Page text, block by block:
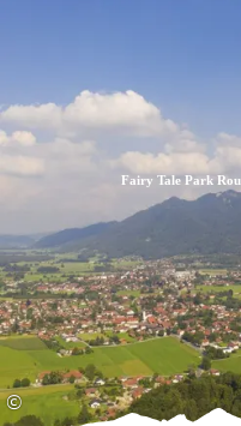
©
Fairy Tale Park